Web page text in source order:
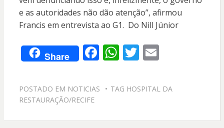
e as autoridades não dão atenção”, afirmou
Francis em entrevista ao G1. Do Nill Júnior
Share F
e
o
W
at
A
T
itt
E
ai
POSTADO EM NOTICIAS TAG HOSPITAL DA
RESTAURAÇÃO/RECIFE